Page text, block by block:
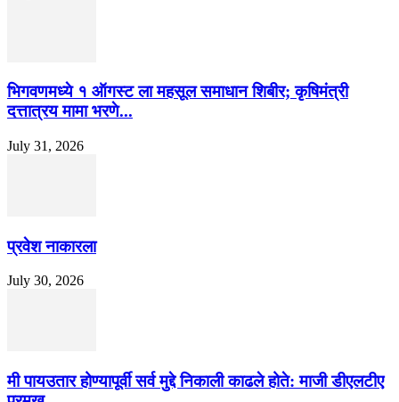
भिगवणमध्ये १ ऑगस्ट ला महसूल समाधान शिबीर; कृषिमंत्री
दत्तात्रय मामा भरणे...
July 31, 2026
प्रवेश नाकारला
July 30, 2026
मी पायउतार होण्यापूर्वी सर्व मुद्दे निकाली काढले होते: माजी डीएलटीए